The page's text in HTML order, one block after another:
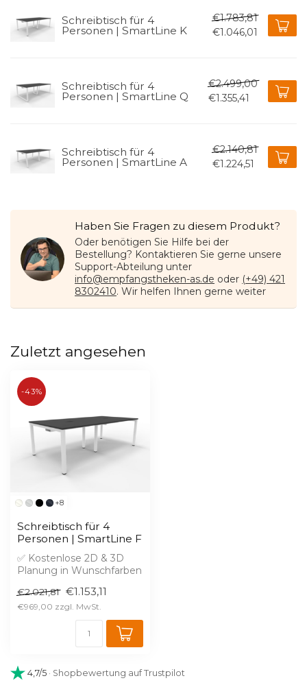
Schreibtisch für 4
Personen | SmartLine K
€1.783,81
€1.046,01
Schreibtisch für 4
Personen | SmartLine Q
€2.499,00
€1.355,41
Schreibtisch für 4
Personen | SmartLine A
€2.140,81
€1.224,51
Haben Sie Fragen zu diesem Produkt?
Oder benötigen Sie Hilfe bei der
Bestellung? Kontaktieren Sie gerne unsere
Support-Abteilung unter
info@empfangstheken-as.de oder (+49) 421
8302410. Wir helfen Ihnen gerne weiter
Zuletzt angesehen
+8
-43%
Schreibtisch für 4
Personen | SmartLine F
✅ Kostenlose 2D & 3D
Planung in Wunschfarben
€2.021,81 €1.153,11
€969,00
4,7/5 · Shopbewertung auf Trustpilot